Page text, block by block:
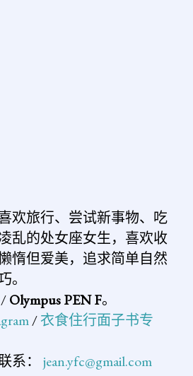
欢旅行、尝试新事物、吃
乱的处女座女生，喜欢收
惰但爱美，追求简单自然
。
Olympus PEN F。
/衣食住行面子书专
系： jean.yfc@gmail.com